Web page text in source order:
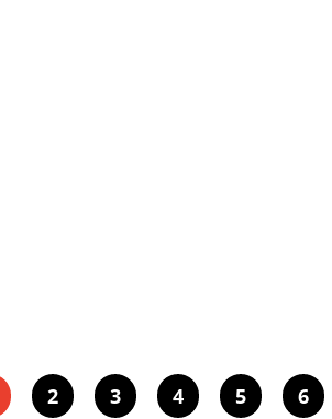
2 3 4 5 6